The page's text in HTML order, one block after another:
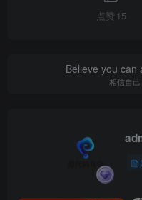
点赞 15
Believe you can
相信自